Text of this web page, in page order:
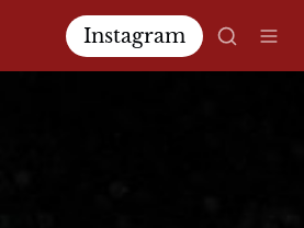
Instagram